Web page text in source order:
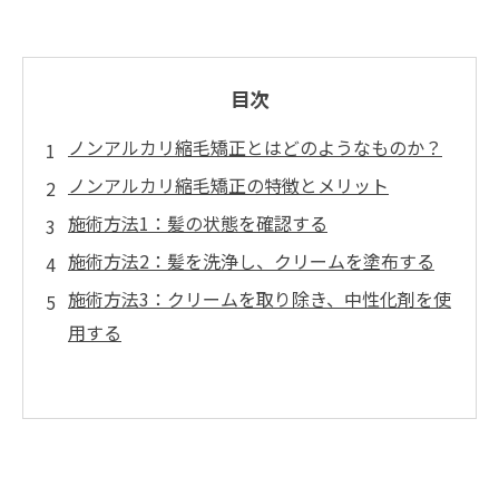
目次
ノンアルカリ縮毛矯正とはどのようなものか？
ノンアルカリ縮毛矯正の特徴とメリット
施術方法1：髪の状態を確認する
施術方法2：髪を洗浄し、クリームを塗布する
施術方法3：クリームを取り除き、中性化剤を使
用する